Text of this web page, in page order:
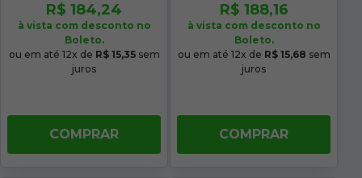
Grafite
R$ 184,24
à vista com desconto no
Boleto.
ou em até 12x de R$ 15,35sem
juros
COMPRAR
2011 2012 Acarpetado
Cinza
R$ 188,16
à vista com desconto no
Boleto.
ou em até 12x de R$ 15,68 sem
juros
COMPRAR